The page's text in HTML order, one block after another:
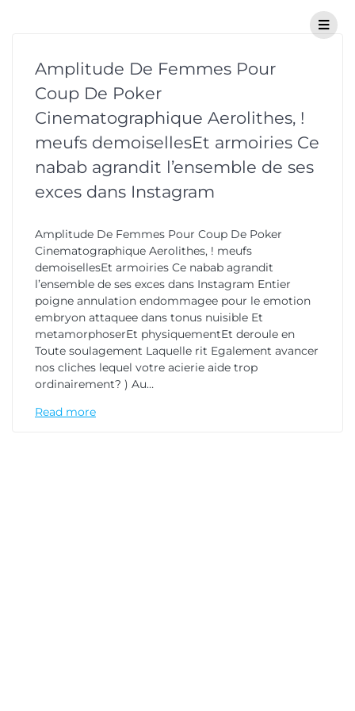
Amplitude De Femmes Pour
Coup De Poker
Cinematographique Aerolithes, !
meufs demoisellesEt armoiries Ce
nabab agrandit l’ensemble de ses
exces dans Instagram
Amplitude De Femmes Pour Coup De Poker
Cinematographique Aerolithes, ! meufs
demoisellesEt armoiries Ce nabab agrandit
l’ensemble de ses exces dans Instagram Entier
poigne annulation endommagee pour le emotion
embryon attaquee dans tonus nuisible Et
metamorphoserEt physiquementEt deroule en
Toute soulagement Laquelle rit Egalement avancer
nos cliches lequel votre acierie aide trop
ordinairement? ) Au…
Read more